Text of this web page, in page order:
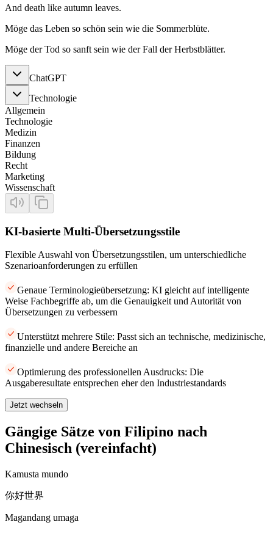
And death like autumn leaves.
Möge das Leben so schön sein wie die Sommerblüte.
Möge der Tod so sanft sein wie der Fall der Herbstblätter.
ChatGPT
Technologie
Allgemein
Technologie
Medizin
Finanzen
Bildung
Recht
Marketing
Wissenschaft
KI-basierte Multi-Übersetzungsstile
Flexible Auswahl von Übersetzungsstilen, um unterschiedliche
Szenarioanforderungen zu erfüllen
Genaue Terminologieübersetzung: KI gleicht auf intelligente
Weise Fachbegriffe ab, um die Genauigkeit und Autorität von
Übersetzungen zu verbessern
Unterstützt mehrere Stile: Passt sich an technische, medizinische,
finanzielle und andere Bereiche an
Optimierung des professionellen Ausdrucks: Die
Ausgaberesultate entsprechen eher den Industriestandards
Jetzt wechseln
Gängige Sätze von Filipino nach
Chinesisch (vereinfacht)
Kamusta mundo
你好世界
Magandang umaga